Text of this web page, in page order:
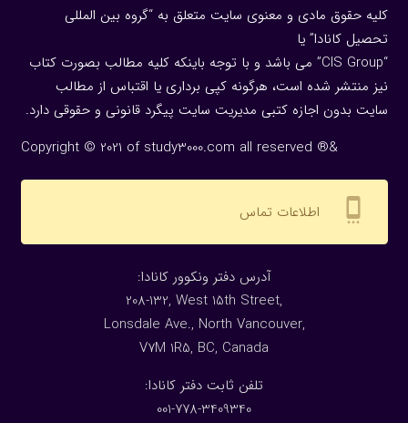
کلیه حقوق مادی و معنوی سایت متعلق به “گروه بین المللی
تحصیل کانادا” یا
“CIS Group” می باشد و با توجه باینکه کلیه مطالب بصورت کتاب
نیز منتشر شده است، هرگونه كپی برداری یا اقتباس از مطالب
سایت بدون اجازه كتبی مدیریت سایت پیگرد قانونی و حقوقی دارد.
Copyright © 2021 of study3000.com all reserved ®&
settings_cell اطلاعات تماس
:آدرس دفتر ونکوور کانادا
208-132, West 15th Street,
Lonsdale Ave., North Vancouver,
V7M 1R5, BC, Canada
:تلفن ثابت دفتر کانادا
001-778-3409340